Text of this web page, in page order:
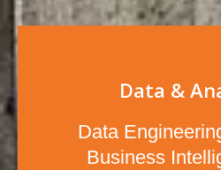
Data &
Data
Business